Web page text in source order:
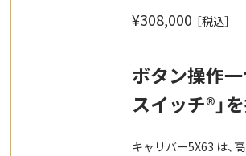
¥308,000 ［税込］
ボタン操作
スイッチ®」
キャリバー5X63 は、